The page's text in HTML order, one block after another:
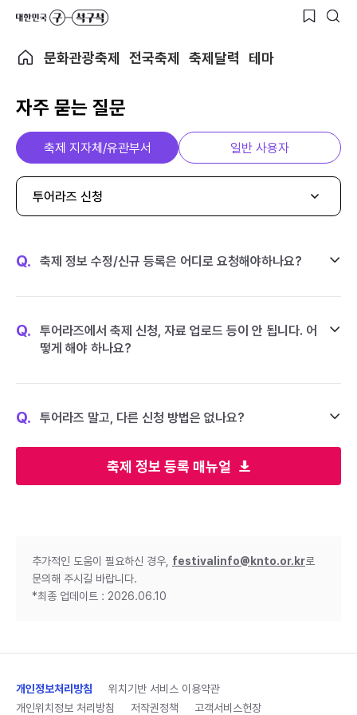
문화관광축제 전국축제 축제달력 테마
자주 묻는 질문
축제 정보 등록 매뉴얼
축제 지자체/유관부서 일반 사용자
투어라즈 신청
Q. 축제 정보 수정/신규 등록은 어디로 요청해야하나요?
Q.
투어라즈에서 축제 신청, 자료 업로드 등이 안 됩니다. 어
떻게 해야 하나요?
Q. 투어라즈 말고, 다른 신청 방법은 없나요?
추가적인 도움이 필요하신 경우, festivalinfo@knto.or.kr로
문의해 주시길 바랍니다.
*최종 업데이트 : 2026.06.10
개인정보처리방침
위치기반 서비스 이용약관
개인위치정보 처리방침
저작권정책 고객서비스헌장